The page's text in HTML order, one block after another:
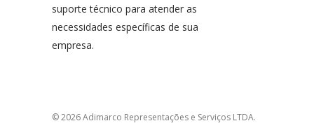
suporte técnico para atender as
necessidades específicas de sua
empresa.
© 2026 Adimarco Representações e Serviços LTDA.